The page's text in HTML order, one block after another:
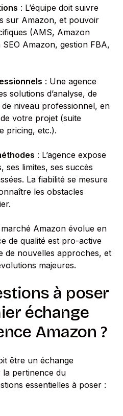
: L’équipe doit suivre
sur Amazon, et pouvoir
(AMS, Amazon
Amazon, gestion FBA,
: Une agence
solutions d’analyse, de
de niveau professionnel, en
votre projet (suite
pricing, etc.).
: L’agence expose
ses limites, ses succès
La fiabilité se mesure
les obstacles
marché Amazon évolue en
de qualité est pro-active
de nouvelles approches, et
majeures.
à poser
échange
Amazon ?
être un échange
pertinence du
essentielles à poser :